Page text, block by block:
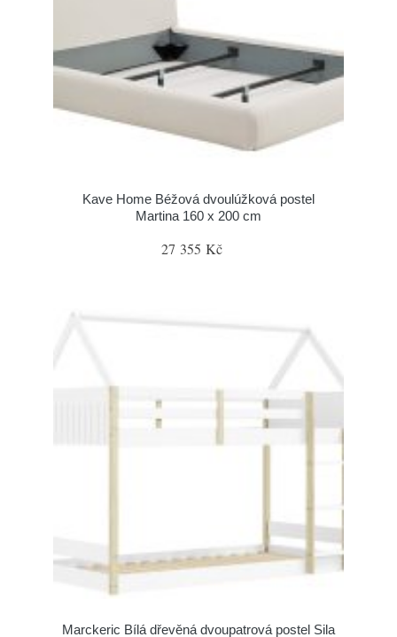
Kave Home Béžová dvoulúžková postel
Martina 160 x 200 cm
27 355 Kč
Marckeric Bílá dřevěná dvoupatrová postel Sila